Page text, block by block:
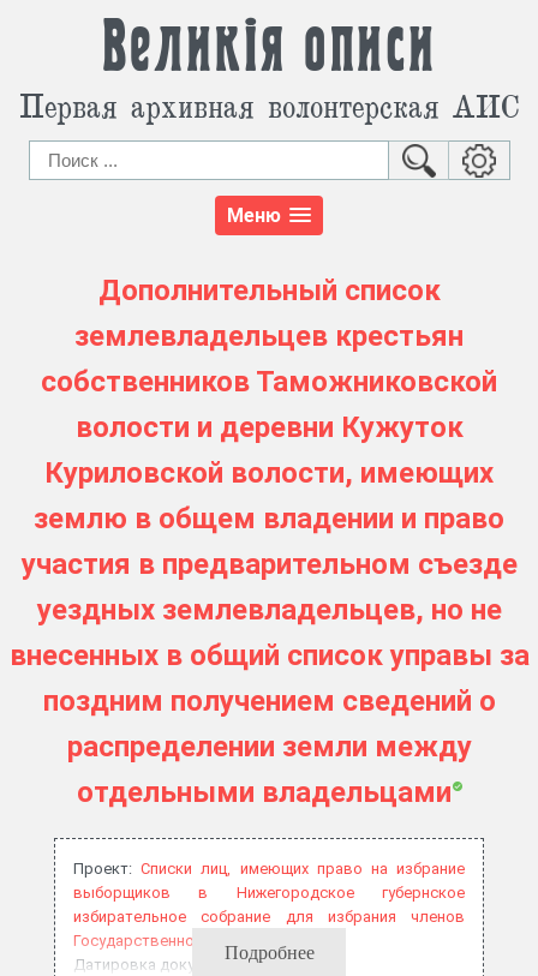
Великія описи
Первая архивная волонтерская АИС
Меню
Дополнительный список
землевладельцев крестьян
собственников Таможниковской
волости и деревни Кужуток
Куриловской волости, имеющих
землю в общем владении и право
участия в предварительном съезде
уездных землевладельцев, но не
внесенных в общий список управы за
поздним получением сведений о
распределении земли между
отдельными владельцами
Проект:Списки лиц, имеющих право на избрание
выборщиков в Нижегородское губернское
избирательное собрание для избрания членов
Государственной думы, 1906 год
Датировка документа: 1906
Подробнее